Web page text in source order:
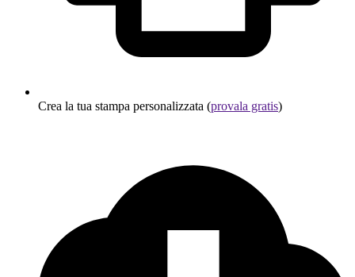
Crea la tua stampa personalizzata (provala gratis)